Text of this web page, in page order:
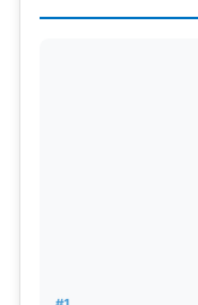
अजमतुल्लाह